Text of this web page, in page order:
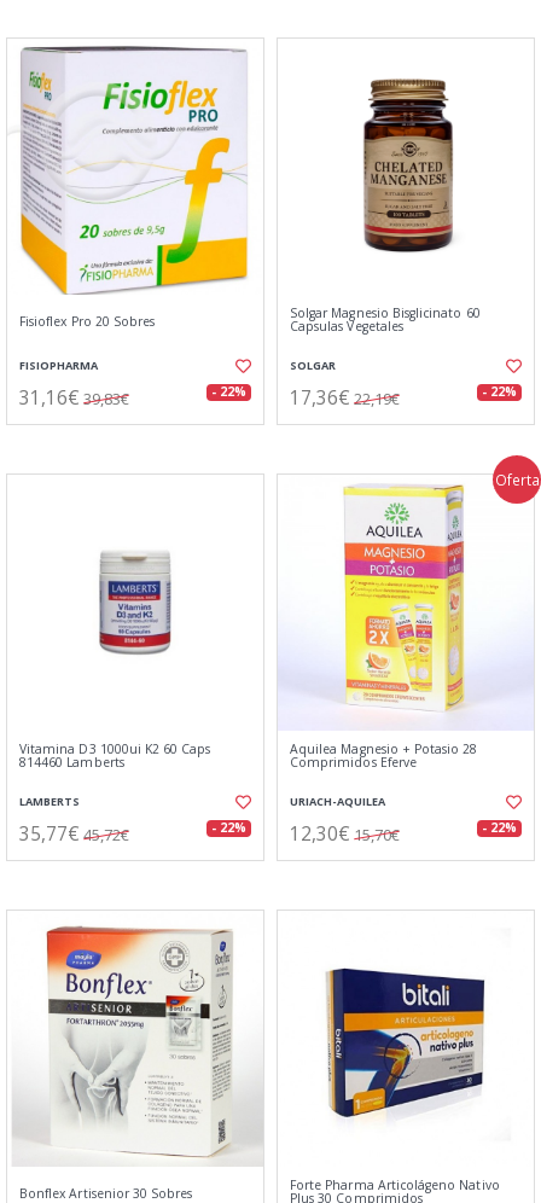
Fisioflex Pro 20 Sobres
FISIOPHARMA
31,16€ 39,83€ - 22%
Solgar Magnesio Bisglicinato 60
Capsulas Vegetales
SOLGAR
17,36€ 22,19€ - 22%
Vitamina D3 1000ui K2 60 Caps
814460 Lamberts
LAMBERTS
35,77€ 45,72€ - 22%
Oferta
Aquilea Magnesio + Potasio 28
Comprimidos Eferve
URIACH-AQUILEA
12,30€ 15,70€ - 22%
Bonflex Artisenior 30 Sobres Forte Pharma Articolágeno Nativo
Plus 30 Comprimidos